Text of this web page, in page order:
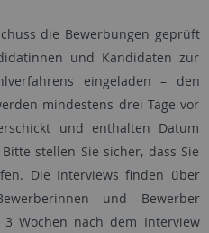
die Bewerbungen geprüft
und Kandidaten zur
eingeladen – den
mindestens drei Tage vor
und enthalten Datum
stellen Sie sicher, dass Sie
Die Interviews finden über
und Bewerber
Wochen nach dem Interview